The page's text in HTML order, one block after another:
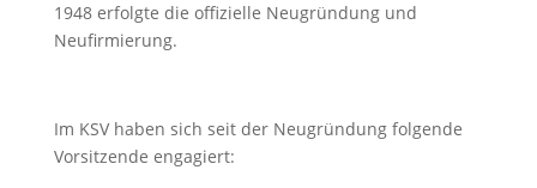
1948 erfolgte die offizielle Neugründung und
Neufirmierung.
Im KSV haben sich seit der Neugründung folgende
Vorsitzende engagiert: